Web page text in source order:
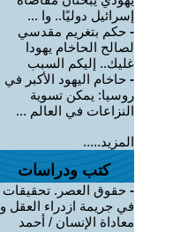
إسرائيل دوليًا.. وا ...
- حكم بتغريم مقدسي
لصالح الحاخام يهودا
غليك.. إليكم السبب
- حاخام اليهود الأكبر في
روسيا: يمكن تسوية
النزاعات في العالم ...
المزيد.....
كتب ودراسات
- حقوق العصر. تحقيقات
في جريمة ازدراء العقل و
معاداة الإنسان / أحمد